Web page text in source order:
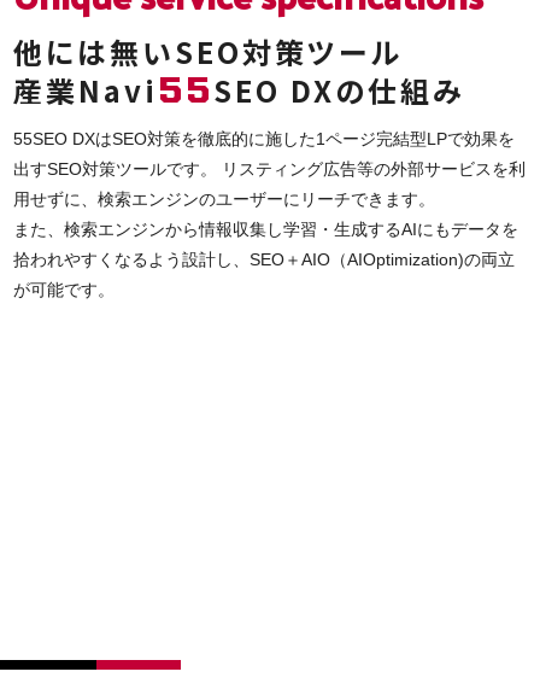
他には無いSEO対策ツール
産業Navi 55SEO DXの仕組み
55SEO DXはSEO対策を徹底的に施した1ページ完結型LPで効果を
出すSEO対策ツールです。 リスティング広告等の外部サービスを利
用せずに、検索エンジンのユーザーにリーチできます。
また、検索エンジンから情報収集し学習・生成するAIにもデータを
拾われやすくなるよう設計し、SEO＋AIO（AIOptimization)の両立
が可能です。